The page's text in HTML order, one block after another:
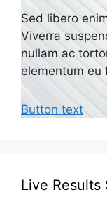
Sed libero
Viverra
nullam ac
elementum eu
Button text
Live Results